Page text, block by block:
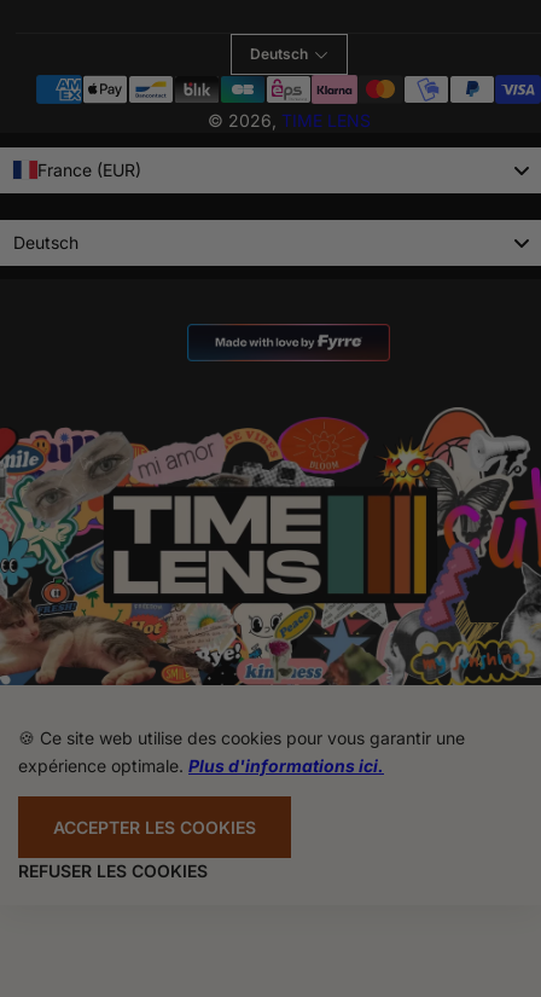
Deutsch
© 2026, TIME LENS
Zahlungsmethoden
France (EUR)
Deutsch
🍪 Ce site web utilise des cookies pour vous garantir une
expérience optimale. Plus d'informations ici.
ACCEPTER LES COOKIES
REFUSER LES COOKIES